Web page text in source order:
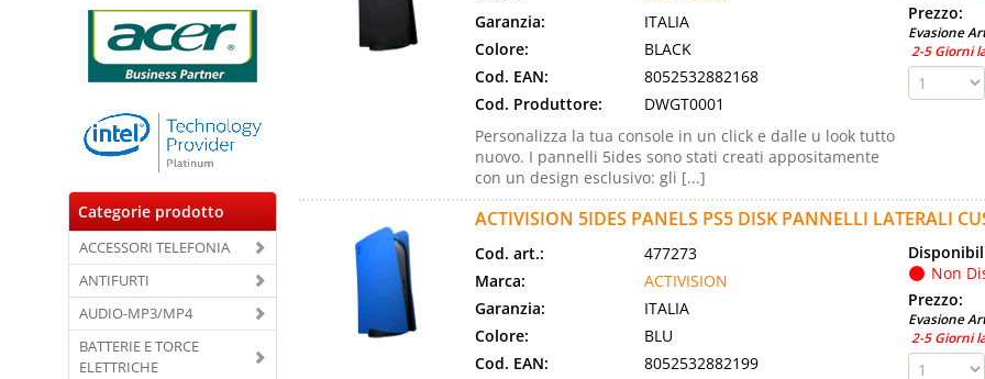
Categorie prodotto
ACCESSORI TELEFONIA
ANTIFURTI
AUDIO-MP3/MP4
BATTERIE E TORCE
ELETTRICHE
Garanzia:
ITALIA
Colore:
BLACK
Cod. EAN:
8052532882168
Cod. Produttore:
DWGT0001
Personalizza la tua console in un click e dalle u look tutto
nuovo. I pannelli 5ides sono stati creati appositamente
con un design esclusivo: gli [...]
Prezzo:
Evasione
2-5 Giorni
ACTIVISION 5IDES PANELS PS5 DISK PANNELLI LATERALI
Cod. art.:
477273
Marca:
ACTIVISION
Garanzia:
ITALIA
Colore:
BLU
Cod. EAN:
8052532882199
Non
Prezzo:
Evasione
2-5 Giorni